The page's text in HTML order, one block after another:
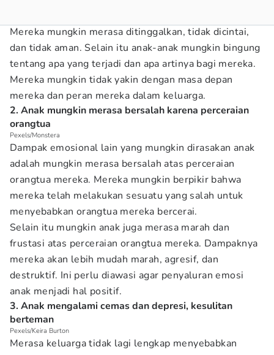
Mereka mungkin merasa ditinggalkan, tidak dicintai,
dan tidak aman. Selain itu anak-anak mungkin bingung
tentang apa yang terjadi dan apa artinya bagi mereka.
Mereka mungkin tidak yakin dengan masa depan
mereka dan peran mereka dalam keluarga.
2. Anak mungkin merasa bersalah karena perceraian
orangtua
Pexels/Monstera
Dampak emosional lain yang mungkin dirasakan anak
adalah mungkin merasa bersalah atas perceraian
orangtua mereka. Mereka mungkin berpikir bahwa
mereka telah melakukan sesuatu yang salah untuk
menyebabkan orangtua mereka bercerai.
Selain itu mungkin anak juga merasa marah dan
frustasi atas perceraian orangtua mereka. Dampaknya
mereka akan lebih mudah marah, agresif, dan
destruktif. Ini perlu diawasi agar penyaluran emosi
anak menjadi hal positif.
3. Anak mengalami cemas dan depresi, kesulitan
berteman
Pexels/Keira Burton
Merasa keluarga tidak lagi lengkap menyebabkan